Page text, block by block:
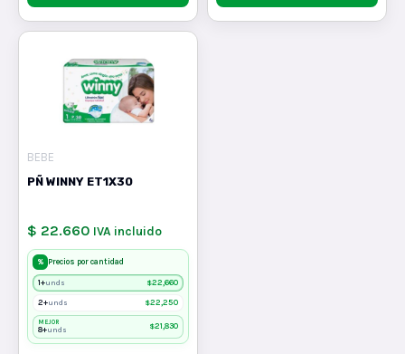
BEBE
PÑ WINNY ET1X30
$ 22.660 IVA incluido
% Precios por cantidad
1+unds $22,660
2+unds $22,250
MEJOR
8+unds $21,830